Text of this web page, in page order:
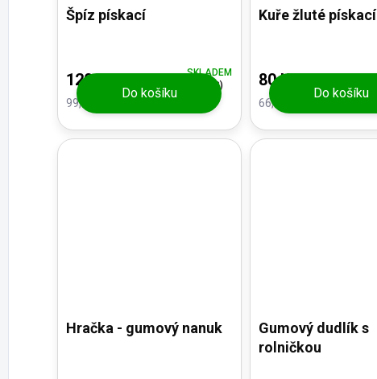
Špíz pískací
99,17 Kč bez DPH
120 Kč
SKLADEM
(3 KS)
Do košíku
Kuře žluté pískací
66,12 Kč bez DPH
80 Kč
Do košíku
Hračka - gumový nanuk
Gumový dudlík s
rolničkou